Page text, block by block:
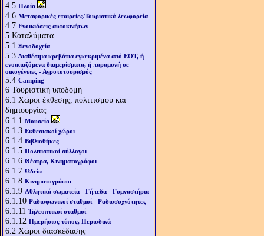
4.5 Πλοία
4.6 Μεταφορικές εταιρείες/Τουριστικά λεωφορεία
4.7 Ενοικιάσεις αυτοκινήτων
5 Καταλύματα
5.1 Ξενοδοχεία
5.3 Διαθέσιμα κρεβάτια εγκεκριμένα από ΕΟΤ, ή
ενοικιαζόμενα διαμερίσματα, ή παραμονή σε
οικογένειες - Αγροτοτουρισμός
5.4 Camping
6 Τουριστική υποδομή
6.1 Χώροι έκθεσης, πολιτισμού και
δημιουργίας
6.1.1 Μουσεία
6.1.3 Εκθεσιακοί χώροι
6.1.4 Βιβλιοθήκες
6.1.5 Πολιτιστικοί σύλλογοι
6.1.6 Θέατρα, Κινηματογράφοι
6.1.7 Ωδεία
6.1.8 Κινηματογράφοι
6.1.9 Αθλητικά σωματεία - Γήπεδα - Γυμναστήρια
6.1.10 Ραδιοφωνικοί σταθμοί - Ραδιοσυχνότητες
6.1.11 Τηλεοπτικοί σταθμοί
6.1.12 Ημερήσιος τύπος, Περιοδικά
6.2 Χώροι διασκέδασης